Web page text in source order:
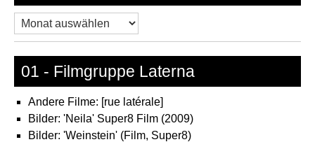
Archiv
01 - Filmgruppe Laterna
Andere Filme: [rue latérale]
Bilder: 'Neila' Super8 Film (2009)
Bilder: 'Weinstein' (Film, Super8)